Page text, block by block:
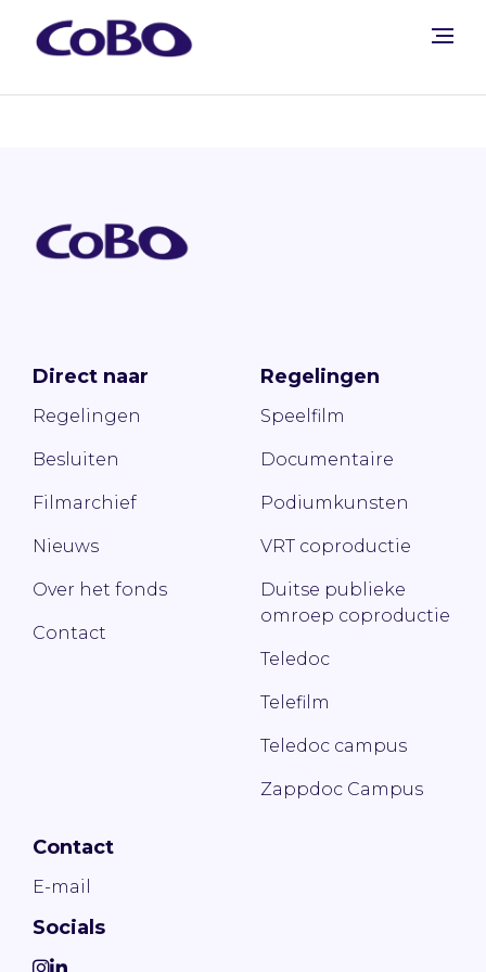
Direct naar
Regelingen
Besluiten
Filmarchief
Nieuws
Over het fonds
Contact
Regelingen
Speelfilm
Documentaire
Podiumkunsten
VRT coproductie
Duitse publieke
omroep coproductie
Teledoc
Telefilm
Teledoc campus
Zappdoc Campus
Contact
E-mail
Socials